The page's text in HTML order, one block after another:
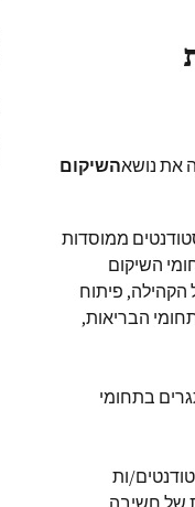
השיקום
יחד עם סטודנטים ממוסדות
השיקום
הקהילה, פיתוח
הבריאות,
בתחומי
זה מחבר סטודנטים/ות